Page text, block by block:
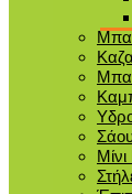
Μίνι